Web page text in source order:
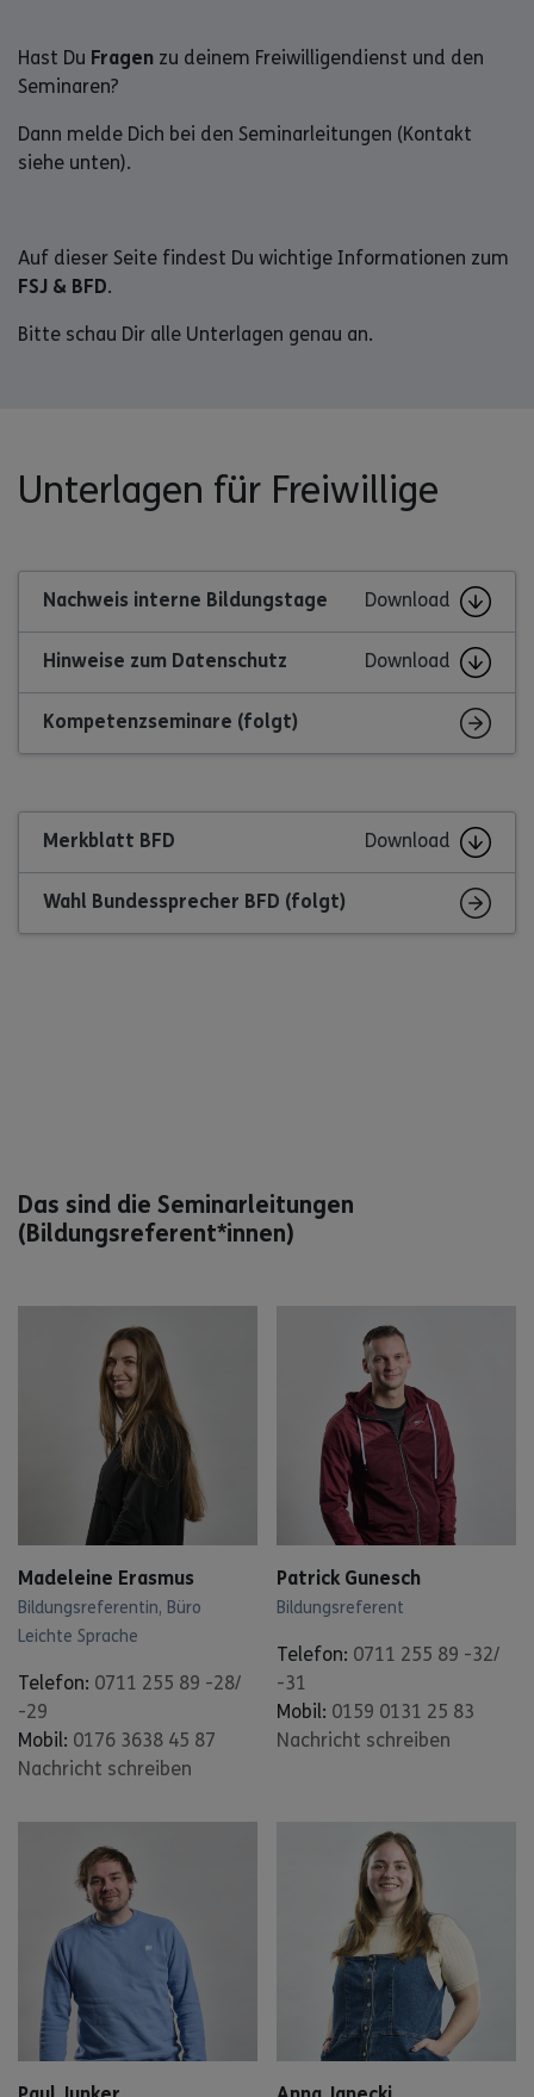
Hast Du Fragen zu deinem Freiwilligendienst und den
Seminaren?
Dann melde Dich bei den Seminarleitungen (Kontakt
siehe unten).
Auf dieser Seite findest Du wichtige Informationen zum
FSJ & BFD.
Bitte schau Dir alle Unterlagen genau an.
Unterlagen für Freiwillige
Nachweis interne Bildungstage Download
Hinweise zum Datenschutz Download
Kompetenzseminare (folgt)
Merkblatt BFD Download
Wahl Bundessprecher BFD (folgt)
Das sind die Seminarleitungen
(Bildungsreferent*innen)
Madeleine Erasmus
Bildungsreferentin, Büro
Leichte Sprache
Telefon: 0711 255 89 -28/
-29
Mobil: 0176 3638 45 87
Nachricht schreiben
Patrick Gunesch
Bildungsreferent
Telefon: 0711 255 89 -32/
-31
Mobil: 0159 0131 25 83
Nachricht schreiben